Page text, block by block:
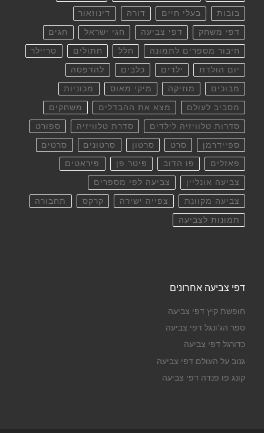
בובות בעלי חיים דורה דינוזאור
דפי משחק דפי צביעה חגי ישראל חגים
חיבור מספרים לתמונה חלל חתולים טריילר
יום הולדת ילדים כלבים להדפסה
מבוכים מוזיקה מיקי מאוס מכוניות
מסביב לעולם מצא את ההבדלים משחקים
סדרות טלוויזיה לילדים סדרת טלוויזיה ספורט
ספיידרמן סרט סרטון סרטונים סרטים
פאזלים פו הדוב פיטר פן פיראטים
צביעה אונליין צביעה לפי מספרים
צביעה מקוונת צפייה ישירה קרקס תחבורה
תמונות לצביעה
דפי צביעה אחרונים
חופשת קיץ דפי צביעה
ספר הג'ונגל דפי צביעה
כדורגל דפי צביעה
גנוב על העולם דפי צביעה
קונג פו פנדה דפי צביעה